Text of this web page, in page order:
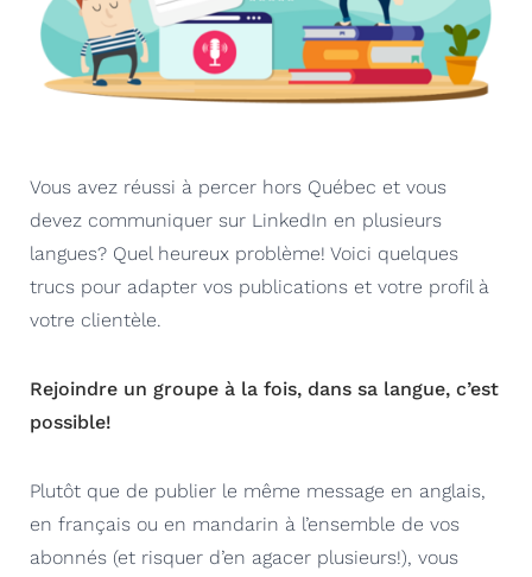
Vous avez réussi à percer hors Québec et vous
devez communiquer sur LinkedIn en plusieurs
langues? Quel heureux problème! Voici quelques
trucs pour adapter vos publications et votre profil à
votre clientèle.
Rejoindre un groupe à la fois, dans sa langue, c’est
possible!
Plutôt que de publier le même message en anglais,
en français ou en mandarin à l’ensemble de vos
abonnés (et risquer d’en agacer plusieurs!), vous